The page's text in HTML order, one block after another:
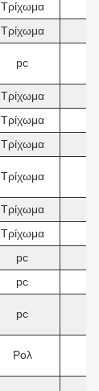
Τρίχωμα
Τρίχωμα
pc
Τρίχωμα
Τρίχωμα
Τρίχωμα
Τρίχωμα
Τρίχωμα
Τρίχωμα
pc
pc
pc
Ρολ